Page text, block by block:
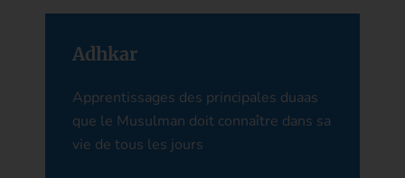
Adhkar
Apprentissages des principales duaas
que le Musulman doit connaître dans sa
vie de tous les jours